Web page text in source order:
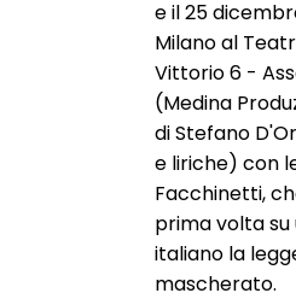
e il 25
Milano al
Vittorio 6 -
(Medina
di Stefano
e liriche) con
Facchinetti,
prima volta
italiano la
mascherato.